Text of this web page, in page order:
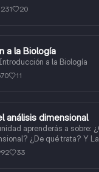
20
a la Biología
a la Biología
11
análisis dimensional
aprenderás a sobre:
¿De qué trata? Y
fundamentales y
33